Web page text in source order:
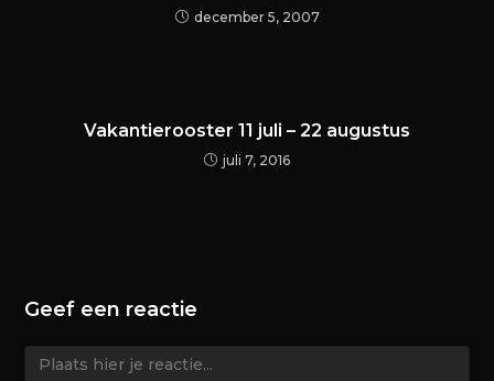
december 5, 2007
Vakantierooster 11 juli – 22 augustus
juli 7, 2016
Geef een reactie